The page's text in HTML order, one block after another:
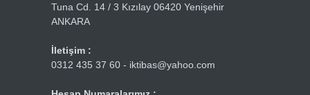
Tuna Cd. 14 / 3 Kızılay 06420 Yenişehir
ANKARA
İletişim :
0312 435 37 60 - iktibas@yahoo.com